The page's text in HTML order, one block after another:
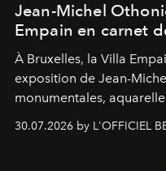
Jean-Michel
Empain en carnet
À Bruxelles, la Villa
exposition de Jean-
monumentales,
soufflé, l’artiste français
émotionnel où chaque
30.07.2026 by L'OFFICIEL